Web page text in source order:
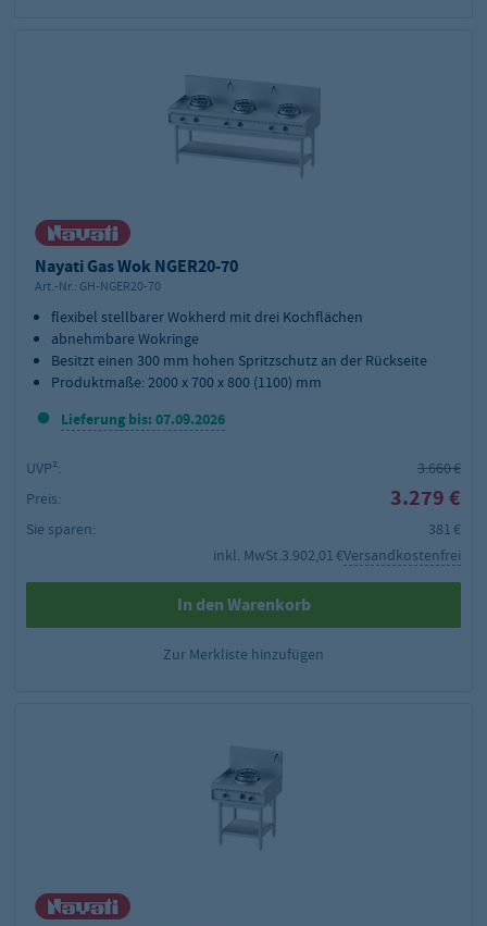
Nayati Gas Wok NGER20-70
Art.-Nr.: GH-NGER20-70
flexibel stellbarer Wokherd mit drei Kochflächen
abnehmbare Wokringe
Besitzt einen 300 mm hohen Spritzschutz an der Rückseite
Produktmaße: 2000 x 700 x 800 (1100) mm
Lieferung bis: 07.09.2026
UVP²:
3.660 €
Preis:
3.279 €
Sie sparen:
381 €
inkl. MwSt.3.902,01 €Versandkostenfrei
In den Warenkorb
Zur Merkliste hinzufügen